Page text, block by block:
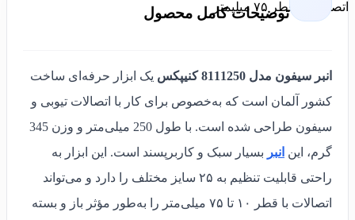
اتصالات تا قطر ۷۵ میلیمترتوضیحات کامل محصول
انبر سیفون مدل 8111250 کنیپکس
یک ابزار حرفه‌ای ساخت
کشور آلمان است که به‌خصوص برای کار با اتصالات تیوبی و
سیفون طراحی شده است. با طول 250 میلی‌متر و وزن 345
گرم، این انبر بسیار سبک و کاربرپسند است. این ابزار به
راحتی قابلیت تنظیم به ۲۵ سایز مختلف را دارد و می‌تواند
اتصالات با قطر ۱۰ تا ۷۵ میلی‌متر را به‌طور مؤثر باز و بسته